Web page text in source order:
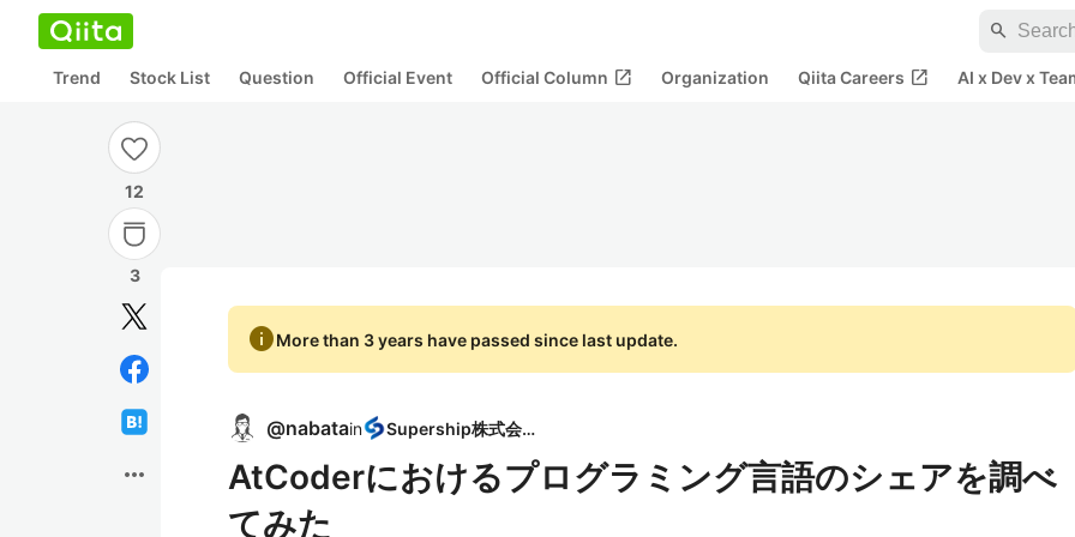
search
Trend Stock List Question Official Event Official Column open_in_new Organization Qiita Careers open_in_new AI x Dev x
12
3
more_horiz
infoMore than 3 years have passed since last update.
@nabatain Supership株式会社
AtCoderにおけるプログラミング言語のシェアを調べ
てみた